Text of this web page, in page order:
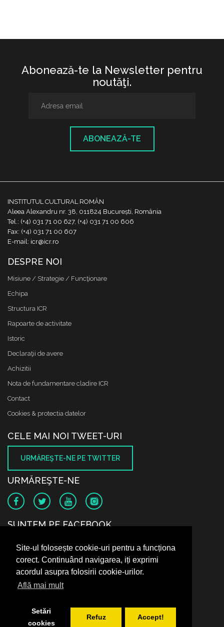
Site-ul folosește cookie-uri pentru a funcționa
corect. Continuând navigarea, iți exprimi
acordul asupra folosirii cookie-urilor.
Află mai mult
Setări
cookies
Refuz Accept!
Abonează-te la Newsletter pentru
noutăţi.
ABONEAZĂ-TE
INSTITUTUL CULTURAL ROMÂN
Aleea Alexandru nr. 38, 011824 București, România
Tel.: (+4) 031 71 00 627, (+4) 031 71 00 606
Fax: (+4) 031 71 00 607
E-mail: icr@icr.ro
DESPRE NOI
Misiune / Strategie / Funcţionare
Echipa
Structura ICR
Rapoarte de activitate
Istoric
Declaraţii de avere
Achizitii
Nota de fundamentare cladire ICR
Contact
Cookies & protectia datelor
CELE MAI NOI TWEET-URI
URMĂREŞTE-NE PE TWITTER
URMĂREŞTE-NE
SUNTEM PE FACEBOOK